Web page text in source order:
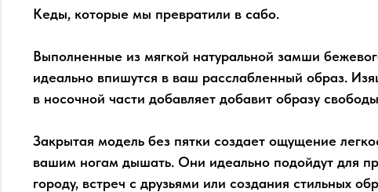
Кеды, которые мы превратили в сабо.
Выполненные из мягкой натуральной замши
идеально впишутся в ваш расслабленный образ.
в носочной части добавляет добавит образу
Закрытая модель без пятки создает ощущение
вашим ногам дышать. Они идеально подойдут для
городу, встреч с друзьями или создания стильных